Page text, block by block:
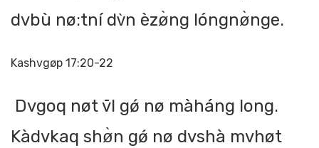
dvbù nø:tní dv̀n èzø̀ng lóngnø̀nge.
Kashvgøp 17:20-22
Dvgoq nøt v̄l gǿ nø màháng long.
Kàdvkaq shø̀n gǿ nø dvshà mvhøt